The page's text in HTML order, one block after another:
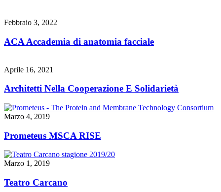
Febbraio 3, 2022
ACA Accademia di anatomia facciale
Aprile 16, 2021
Architetti Nella Cooperazione E Solidarietà
Marzo 4, 2019
Prometeus MSCA RISE
Marzo 1, 2019
Teatro Carcano